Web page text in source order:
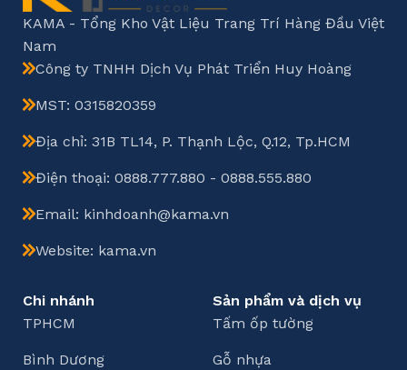
KAMA - Tổng Kho Vật Liệu Trang Trí Hàng Đầu Việt
Nam
Công ty TNHH Dịch Vụ Phát Triển Huy Hoàng
MST: 0315820359
Địa chỉ: 31B TL14, P. Thạnh Lộc, Q.12, Tp.HCM
Điện thoại: 0888.777.880 - 0888.555.880
Email: kinhdoanh@kama.vn
Website: kama.vn
Chi nhánh
TPHCM
Bình Dương
Sản phẩm và dịch vụ
Tấm ốp tường
Gỗ nhựa